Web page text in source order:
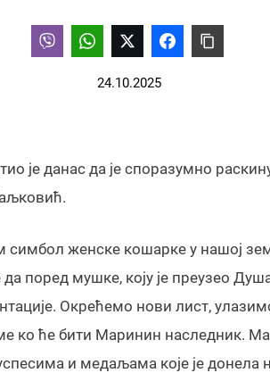
24.10.2025
је данас да је споразумно
симбол женске кошарке у нашој
да поред мушке, коју је преузео
Окрећемо нови лист,
ко ће бити Маринин наследник.
и медаљама које је